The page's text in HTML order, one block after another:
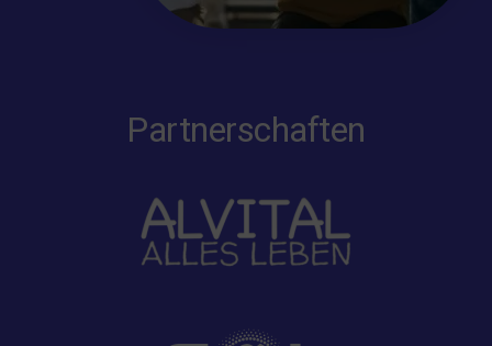
Partnerschaften